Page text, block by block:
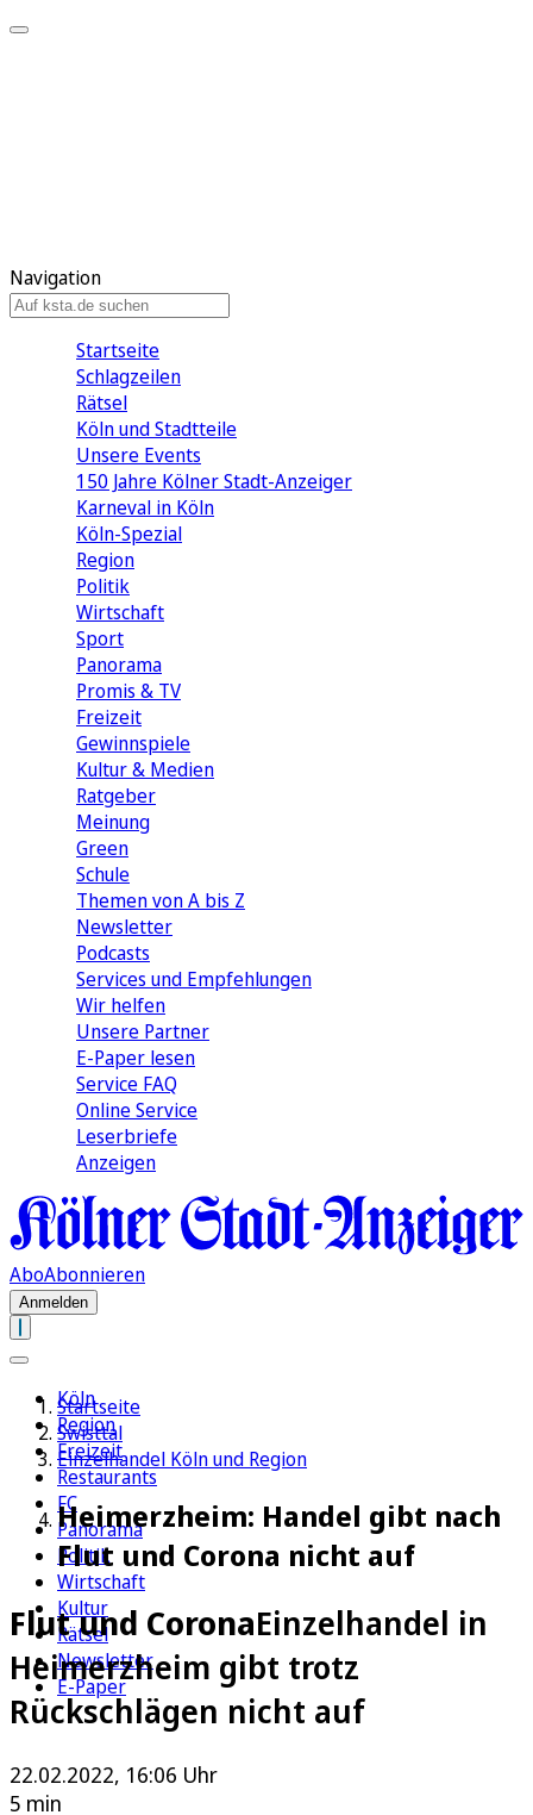
Navigation
Startseite
Schlagzeilen
Rätsel
Köln und Stadtteile
Unsere Events
150 Jahre Kölner Stadt-Anzeiger
Karneval in Köln
Köln-Spezial
Region
Politik
Wirtschaft
Sport
Panorama
Promis & TV
Freizeit
Gewinnspiele
Kultur & Medien
Ratgeber
Meinung
Green
Schule
Themen von A bis Z
Newsletter
Podcasts
Services und Empfehlungen
Wir helfen
Unsere Partner
E-Paper lesen
Service FAQ
Online Service
Leserbriefe
Anzeigen
AboAbonnieren
Anmelden
Köln
Region
Freizeit
Restaurants
FC
Panorama
Politik
Wirtschaft
Kultur
Rätsel
Newsletter
E-Paper
Startseite
Swisttal
Einzelhandel Köln und Region
Heimerzheim: Handel gibt nach
Flut und Corona nicht auf
Flut und CoronaEinzelhandel in
Heimerzheim gibt trotz
Rückschlägen nicht auf
22.02.2022, 16:06 Uhr
5 min